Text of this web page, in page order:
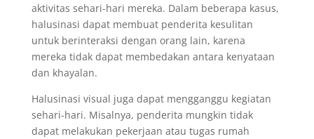
aktivitas sehari-hari mereka. Dalam beberapa kasus,
halusinasi dapat membuat penderita kesulitan
untuk berinteraksi dengan orang lain, karena
mereka tidak dapat membedakan antara kenyataan
dan khayalan.
Halusinasi visual juga dapat mengganggu kegiatan
sehari-hari. Misalnya, penderita mungkin tidak
dapat melakukan pekerjaan atau tugas rumah